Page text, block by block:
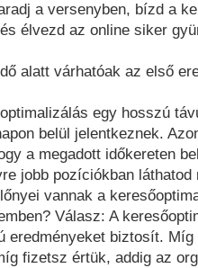
a versenyben, bízd a
élvezd az online siker
alatt várhatóak az első
egy hosszú
belül jelentkeznek.
a megadott időkereten
jobb pozíciókban
vannak a
Válasz: A
eredményeket biztosít.
fizetsz értük, addig az